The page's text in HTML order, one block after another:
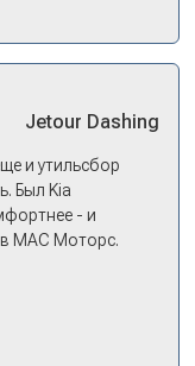
Jetour Dashing
и утильсбор
Был Kia
- и
в МАС Моторс.
Прям не
в трейд-ин